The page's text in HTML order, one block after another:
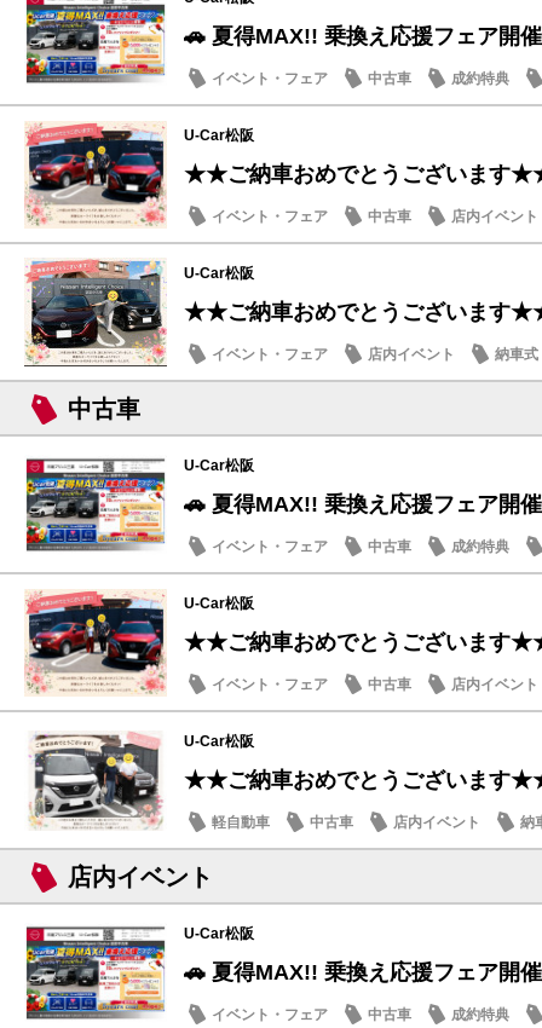
🚗 夏得MAX!! 乗換え応援フェア開
イベント・フェア 中古車 成約特典
U-Car松阪
★★ご納車おめでとうございます
イベント・フェア 中古車 店内イベント
U-Car松阪
★★ご納車おめでとうございます
イベント・フェア 店内イベント 納車式
中古車
U-Car松阪
🚗 夏得MAX!! 乗換え応援フェア開
イベント・フェア 中古車 成約特典
U-Car松阪
★★ご納車おめでとうございます
イベント・フェア 中古車 店内イベント
U-Car松阪
★★ご納車おめでとうございます
軽自動車 中古車 店内イベント 納
店内イベント
U-Car松阪
🚗 夏得MAX!! 乗換え応援フェア開
イベント・フェア 中古車 成約特典